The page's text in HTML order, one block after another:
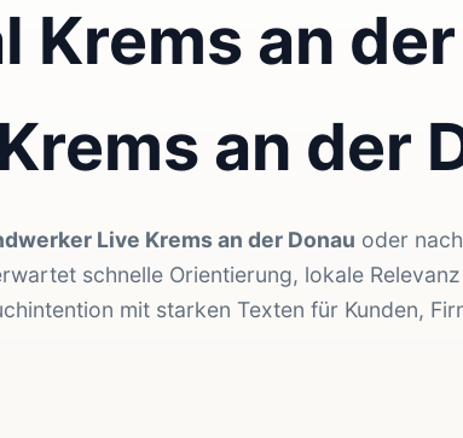
an der
an der
Live Krems an der Donau oder
schnelle Orientierung, lokale
mit starken Texten für Kunden,